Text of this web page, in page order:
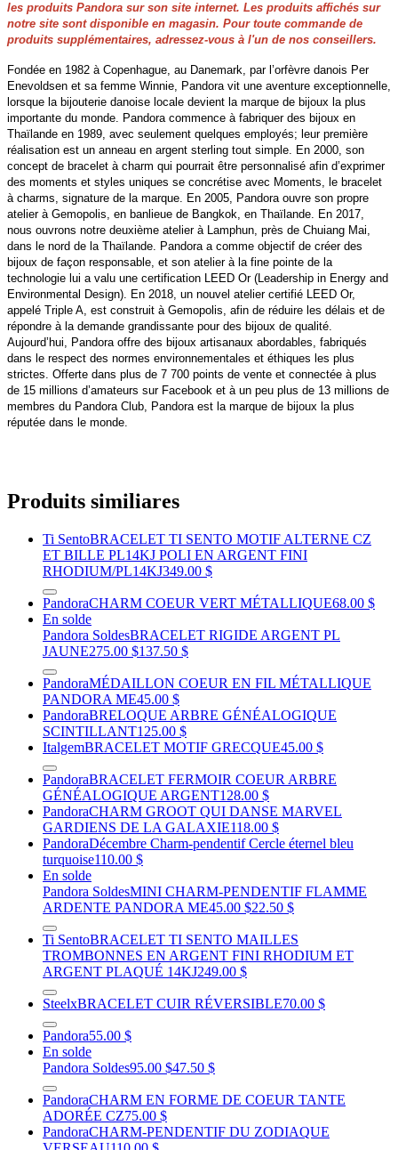
les produits Pandora sur son site internet. Les produits affichés sur
notre site sont disponible en magasin. Pour toute commande de
produits supplémentaires, adressez-vous à l'un de nos conseillers.
Fondée en 1982 à Copenhague, au Danemark, par l’orfèvre danois Per
Enevoldsen et sa femme Winnie, Pandora vit une aventure exceptionnelle,
lorsque la bijouterie danoise locale devient la marque de bijoux la plus
importante du monde. Pandora commence à fabriquer des bijoux en
Thaïlande en 1989, avec seulement quelques employés; leur première
réalisation est un anneau en argent sterling tout simple. En 2000, son
concept de bracelet à charm qui pourrait être personnalisé afin d’exprimer
des moments et styles uniques se concrétise avec Moments, le bracelet
à charms, signature de la marque. En 2005, Pandora ouvre son propre
atelier à Gemopolis, en banlieue de Bangkok, en Thaïlande. En 2017,
nous ouvrons notre deuxième atelier à Lamphun, près de Chuiang Mai,
dans le nord de la Thaïlande. Pandora a comme objectif de créer des
bijoux de façon responsable, et son atelier à la fine pointe de la
technologie lui a valu une certification LEED Or (Leadership in Energy and
Environmental Design). En 2018, un nouvel atelier certifié LEED Or,
appelé Triple A, est construit à Gemopolis, afin de réduire les délais et de
répondre à la demande grandissante pour des bijoux de qualité.
Aujourd’hui, Pandora offre des bijoux artisanaux abordables, fabriqués
dans le respect des normes environnementales et éthiques les plus
strictes. Offerte dans plus de 7 700 points de vente et connectée à plus
de 15 millions d’amateurs sur Facebook et à un peu plus de 13 millions de
membres du Pandora Club, Pandora est la marque de bijoux la plus
réputée dans le monde.
Produits similiares
Ti SentoBRACELET TI SENTO MOTIF ALTERNE CZ
ET BILLE PL14KJ POLI EN ARGENT FINI
RHODIUM/PL14KJ349.00 $
PandoraCHARM COEUR VERT MÉTALLIQUE68.00 $
En solde
Pandora SoldesBRACELET RIGIDE ARGENT PL
JAUNE275.00 $137.50 $
PandoraMÉDAILLON COEUR EN FIL MÉTALLIQUE
PANDORA ME45.00 $
PandoraBRELOQUE ARBRE GÉNÉALOGIQUE
SCINTILLANT125.00 $
ItalgemBRACELET MOTIF GRECQUE45.00 $
PandoraBRACELET FERMOIR COEUR ARBRE
GÉNÉALOGIQUE ARGENT128.00 $
PandoraCHARM GROOT QUI DANSE MARVEL
GARDIENS DE LA GALAXIE118.00 $
PandoraDécembre Charm-pendentif Cercle éternel bleu
turquoise110.00 $
En solde
Pandora SoldesMINI CHARM-PENDENTIF FLAMME
ARDENTE PANDORA ME45.00 $22.50 $
Ti SentoBRACELET TI SENTO MAILLES
TROMBONNES EN ARGENT FINI RHODIUM ET
ARGENT PLAQUÉ 14KJ249.00 $
SteelxBRACELET CUIR RÉVERSIBLE70.00 $
Pandora55.00 $
En solde
Pandora Soldes95.00 $47.50 $
PandoraCHARM EN FORME DE COEUR TANTE
ADORÉE CZ75.00 $
PandoraCHARM-PENDENTIF DU ZODIAQUE